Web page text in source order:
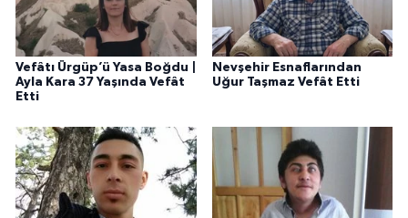
Vefâtı Ürgüp’ü Yasa Boğdu |
Ayla Kara 37 Yaşında Vefât
Etti
Nevşehir Esnaflarından
Uğur Taşmaz Vefât Etti